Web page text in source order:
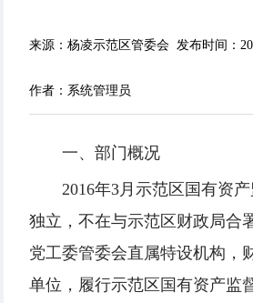
来源：杨凌示范区管委会 发布时间：
作者：系统管理员
一、部门概况
2016年3月示范区国有资
独立，不在与示范区财政局合
党工委管委会直属特设机构，
单位，履行示范区国有资产监